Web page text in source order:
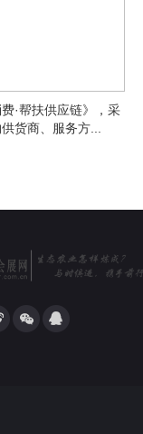
·帮扶供应链》，采
货商、服务方...